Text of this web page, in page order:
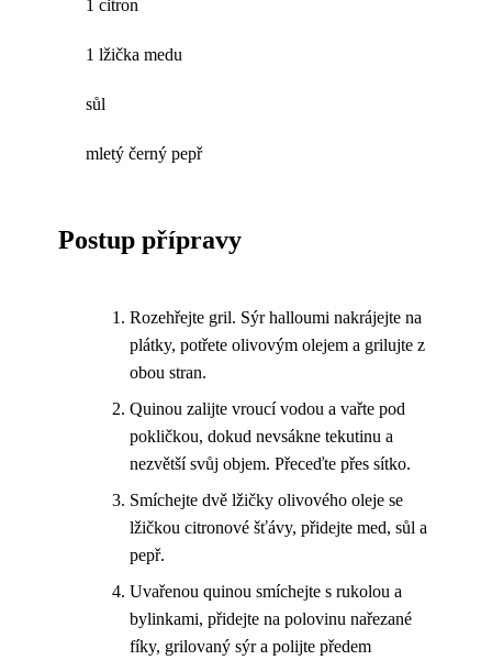
1 citron
1 lžička medu
sůl
mletý černý pepř
Postup přípravy
Rozehřejte gril. Sýr halloumi nakrájejte na
plátky, potřete olivovým olejem a grilujte z
obou stran.
Quinou zalijte vroucí vodou a vařte pod
pokličkou, dokud nevsákne tekutinu a
nezvětší svůj objem. Přeceďte přes sítko.
Smíchejte dvě lžičky olivového oleje se
lžičkou citronové šťávy, přidejte med, sůl a
pepř.
Uvařenou quinou smíchejte s rukolou a
bylinkami, přidejte na polovinu nařezané
fíky, grilovaný sýr a polijte předem